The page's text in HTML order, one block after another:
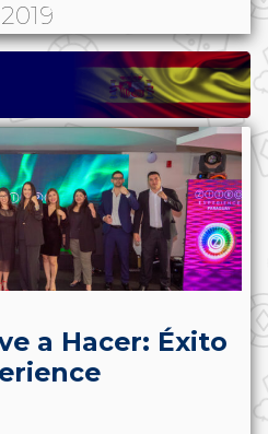
a Hacer: Éxito